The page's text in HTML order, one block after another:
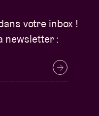
votre inbox !
newsletter :